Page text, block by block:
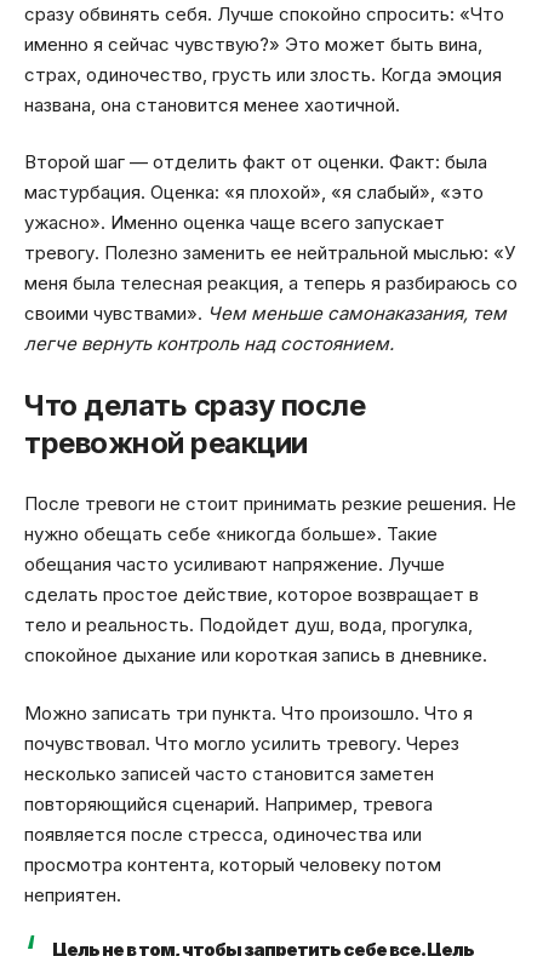
сразу обвинять себя. Лучше спокойно спросить: «Что
именно я сейчас чувствую?» Это может быть вина,
страх, одиночество, грусть или злость. Когда эмоция
названа, она становится менее хаотичной.
Второй шаг — отделить факт от оценки. Факт: была
мастурбация. Оценка: «я плохой», «я слабый», «это
ужасно». Именно оценка чаще всего запускает
тревогу. Полезно заменить ее нейтральной мыслью: «У
меня была телесная реакция, а теперь я разбираюсь со
своими чувствами». Чем меньше самонаказания, тем
легче вернуть контроль над состоянием.
Что делать сразу после
тревожной реакции
После тревоги не стоит принимать резкие решения. Не
нужно обещать себе «никогда больше». Такие
обещания часто усиливают напряжение. Лучше
сделать простое действие, которое возвращает в
тело и реальность. Подойдет душ, вода, прогулка,
спокойное дыхание или короткая запись в дневнике.
Можно записать три пункта. Что произошло. Что я
почувствовал. Что могло усилить тревогу. Через
несколько записей часто становится заметен
повторяющийся сценарий. Например, тревога
появляется после стресса, одиночества или
просмотра контента, который человеку потом
неприятен.
Цель не в том, чтобы запретить себе все. Цель